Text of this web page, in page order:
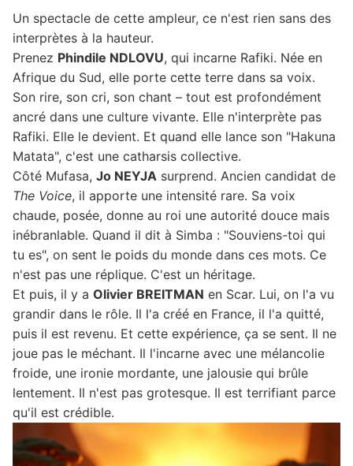
Un spectacle de cette ampleur, ce n'est rien sans des
interprètes à la hauteur.
Prenez Phindile NDLOVU, qui incarne Rafiki. Née en
Afrique du Sud, elle porte cette terre dans sa voix.
Son rire, son cri, son chant – tout est profondément
ancré dans une culture vivante. Elle n'interprète pas
Rafiki. Elle le devient. Et quand elle lance son "Hakuna
Matata", c'est une catharsis collective.
Côté Mufasa, Jo NEYJA surprend. Ancien candidat de
The Voice, il apporte une intensité rare. Sa voix
chaude, posée, donne au roi une autorité douce mais
inébranlable. Quand il dit à Simba : "Souviens-toi qui
tu es", on sent le poids du monde dans ces mots. Ce
n'est pas une réplique. C'est un héritage.
Et puis, il y a Olivier BREITMAN en Scar. Lui, on l'a vu
grandir dans le rôle. Il l'a créé en France, il l'a quitté,
puis il est revenu. Et cette expérience, ça se sent. Il ne
joue pas le méchant. Il l'incarne avec une mélancolie
froide, une ironie mordante, une jalousie qui brûle
lentement. Il n'est pas grotesque. Il est terrifiant parce
qu'il est crédible.